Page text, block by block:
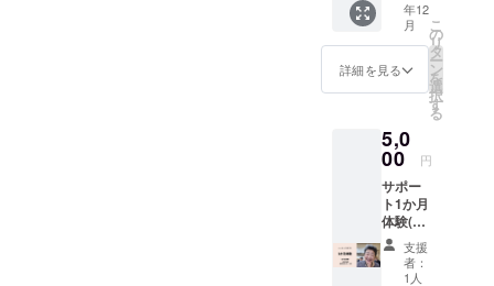
です。
（※詳細
はご支
援者に
ただき
ます）
するイ
ベント
に1度体
験参加
できる
チケッ
渡しし
ます。
イベン
トは ○
体が喜
ぶ家庭
料理作
り、試
食会 ○
年12
月
詳細を見る
こ
の
リ
タ
ー
ン
を
選
択
す
る
5,0
00 円
サポー
ト1か月
体験(1
回/週)チ
ケット
となり
支援
者：
1人